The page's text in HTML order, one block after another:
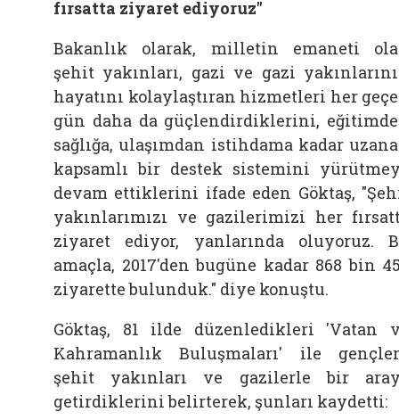
fırsatta ziyaret ediyoruz"
Bakanlık olarak, milletin emaneti
şehit yakınları, gazi ve gazi
hayatını kolaylaştıran hizmetleri her
gün daha da güçlendirdiklerini,
sağlığa, ulaşımdan istihdama kadar
kapsamlı bir destek sistemini
devam ettiklerini ifade eden Göktaş,
yakınlarımızı ve gazilerimizi her
ziyaret ediyor, yanlarında oluyoruz.
amaçla, 2017'den bugüne kadar 868 bin
ziyarette bulunduk." diye konuştu.
Göktaş, 81 ilde düzenledikleri 'Vatan
Kahramanlık Buluşmaları' ile
şehit yakınları ve gazilerle bir
getirdiklerini belirterek, şunları kaydetti: